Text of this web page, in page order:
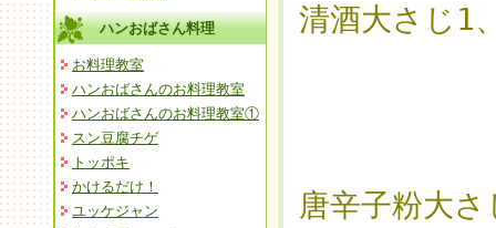
ハンおばさん料理
お料理教室
ハンおばさんのお料理教室
ハンおばさんのお料理教室①
スン豆腐チゲ
トッポキ
かけるだけ！
ユッケジャン
清酒大さじ1
唐辛子粉大